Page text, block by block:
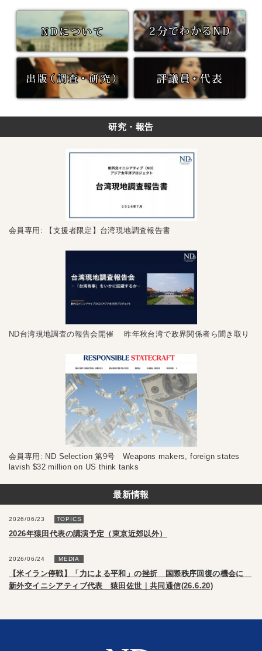
研究・報告
会員専用: 【支援者限定】台湾現地調査報告書
ND台湾現地調査の報告会開催 昨年秋台湾で政界関係者ら聞き取り
会員専用: ND Selection 第9号 Weapons makers, foreign states
lavish $32 million on US think tanks
最新情報
2026/06/23 TOPICS
2026年猿田代表の講演予定（東京近郊以外）
2026/06/24 MEDIA
【米イラン停戦】「力による平和」の挫折 国際秩序回復の機会に
新外交イニシアティブ代表 猿田佐世｜共同通信(26.6.20)